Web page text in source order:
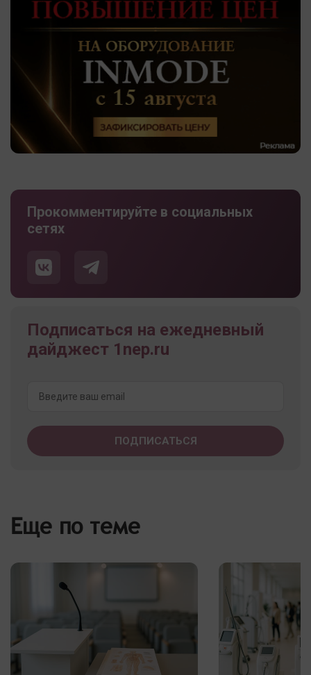
Прокомментируйте в социальных
сетях
Подписаться на ежедневный
дайджест 1nep.ru
Еще по теме